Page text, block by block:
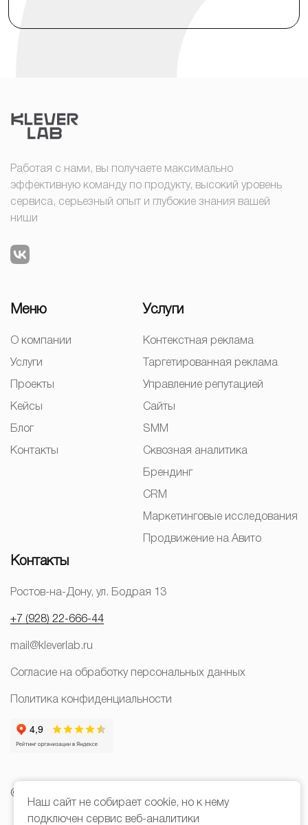
Наш сайт не собирает cookie, но к нему
подключен сервис веб-аналитики
Работая с нами, вы получаете максимально
эффективную команду по продукту, высокий уровень
сервиса, серьезный опыт и глубокие знания вашей
ниши
Меню
О компании
Услуги
Проекты
Кейсы
Блог
Контакты
Услуги
Контекстная реклама
Таргетированная реклама
Управление репутацией
Сайты
SMM
Сквозная аналитика
Брендинг
CRM
Маркетинговые исследования
Продвижение на Авито
Контакты
Ростов-на-Дону, ул. Бодрая 13
+7 (928) 22-666-44
mail@kleverlab.ru
Согласие на обработку персональных данных
Политика конфиденциальности
© 2026 |